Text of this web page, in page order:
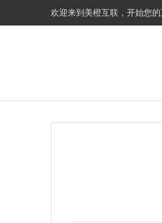
欢迎来到美橙互联，开始您的